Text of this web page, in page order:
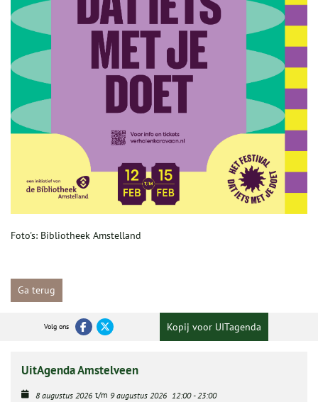
Foto's: Bibliotheek Amstelland
Ga terug
Volg ons Kopij voor UITagenda
UitAgenda Amstelveen
8 augustus 2026 t/m 9 augustus 2026 12:00- 23:00